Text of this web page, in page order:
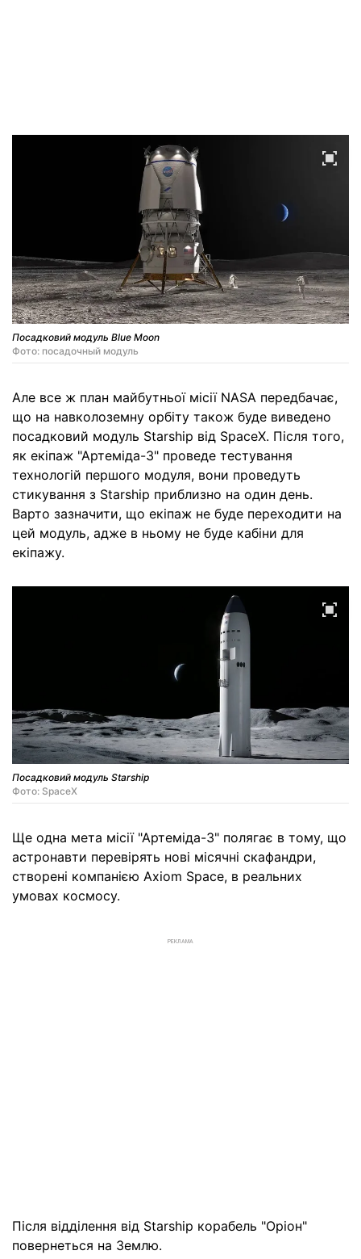
Посадковий модуль Blue Moon
Фото: посадочный модуль
Але все ж план майбутньої місії NASA передбачає,
що на навколоземну орбіту також буде виведено
посадковий модуль Starship від SpaceX. Після того,
як екіпаж "Артеміда-3" проведе тестування
технологій першого модуля, вони проведуть
стикування з Starship приблизно на один день.
Варто зазначити, що екіпаж не буде переходити на
цей модуль, адже в ньому не буде кабіни для
екіпажу.
Посадковий модуль Starship
Фото: SpaceX
Ще одна мета місії "Артеміда-3" полягає в тому, що
астронавти перевірять нові місячні скафандри,
створені компанією Axiom Space, в реальних
умовах космосу.
РЕКЛАМА
Після відділення від Starship корабель "Оріон"
повернеться на Землю.